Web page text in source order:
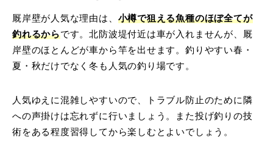
厩岸壁が人気な理由は、 小樽で狙える魚種のほぼ全てが
釣れるからです。北防波堤付近は車が入れませんが、厩
岸壁のほとんどが車から竿を出せます。釣りやすい春・
夏・秋だけでなく冬も人気の釣り場です。
人気ゆえに混雑しやすいので、トラブル防止のために隣
への声掛けは忘れずに行いましょう。また投げ釣りの技
術をある程度習得してから楽しむとよいでしょう。